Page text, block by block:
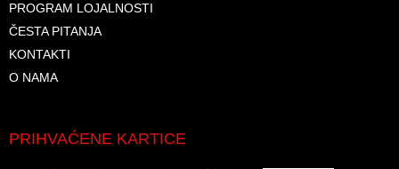
PROGRAM LOJALNOSTI
ČESTA PITANJA
KONTAKTI
O NAMA
PRIHVAĆENE KARTICE